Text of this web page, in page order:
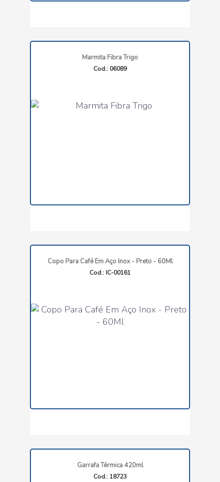
Marmita Fibra Trigo
Cod.: 06089
Copo Para Café Em Aço Inox - Preto - 60Ml
Cod.: IC-00161
Garrafa Térmica 420ml
Cod.: 18723